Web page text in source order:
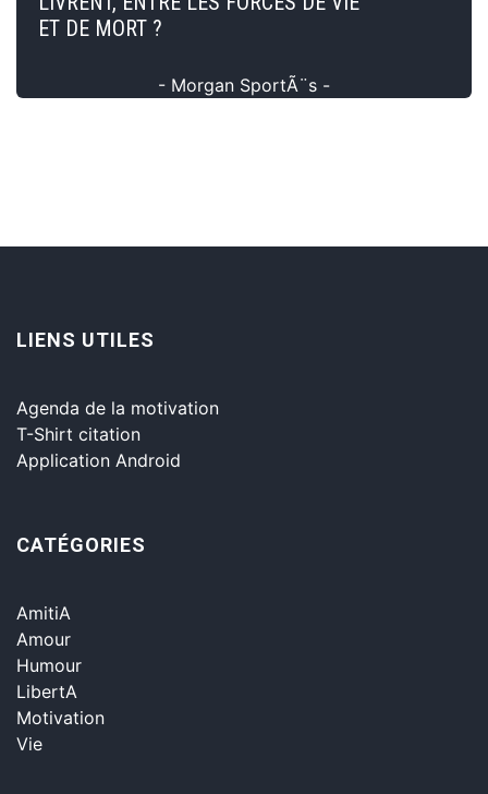
ET DE MORT ?
- Morgan SportÃ¨s -
LIENS UTILES
Agenda de la motivation
T-Shirt citation
Application Android
CATÉGORIES
AmitiA
Amour
Humour
LibertA
Motivation
Vie